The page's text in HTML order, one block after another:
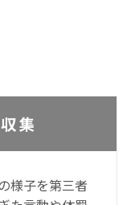
集
様子を第三者